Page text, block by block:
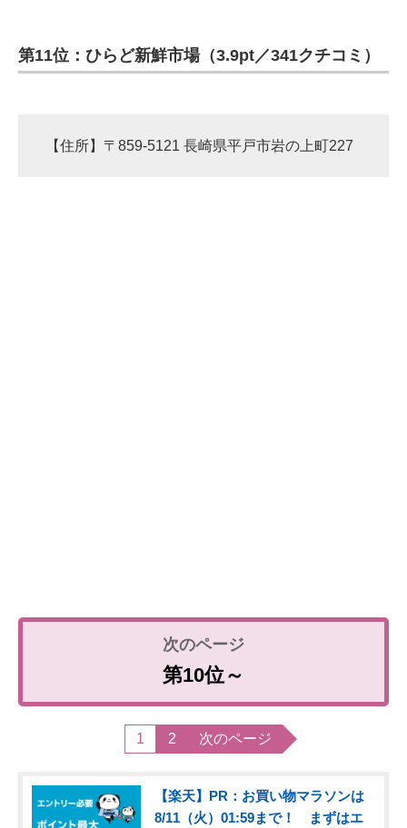
第11位：ひらど新鮮市場（3.9pt／341クチコミ）
【住所】〒859-5121 長崎県平戸市岩の上町227
第10位～
1 2 次のページ
【楽天】PR：お買い物マラソンは
8/11（火）01:59まで！ まずはエ